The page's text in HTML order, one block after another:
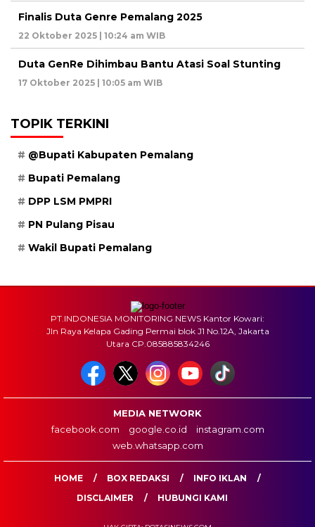
Finalis Duta Genre Pemalang 2025
22 Oktober 2025 | 10:24 am WIB
Duta GenRe Dihimbau Bantu Atasi Soal Stunting
17 Oktober 2025 | 10:05 am WIB
TOPIK TERKINI
@Bupati Kabupaten Pemalang
Bupati Pemalang
DPP LSM PMPRI
PN Pulang Pisau
Wakil Bupati Pemalang
PT.INDONESIA MONITORING NEWS Kantor Kowari:
Jln Raya Kelapa Gading Permai blok J1 No.12A, Jakarta
Utara CP.085885834246
MEDIA NETWORK
facebook.com
google.co.id
instagram.com
web.whatsapp.com
HOME BOX REDAKSI
INFO IKLAN
DISCLAIMER
HUBUNGI KAMI